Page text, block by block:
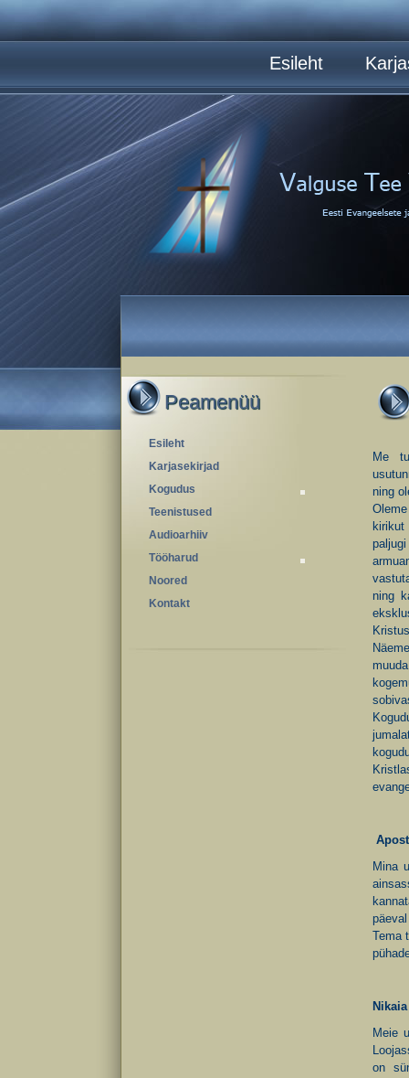
Peamenüü
Esileht
Karjasekirjad
Kogudus
Teenistused
Audioarhiiv
Tööharud
Noored
Kontakt
Me
ning
ning
Mina
Tema
Meie
on
Esileht